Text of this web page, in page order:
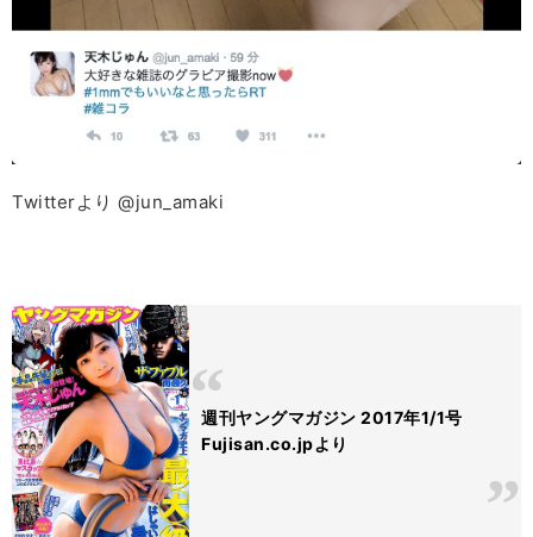
Twitterより @jun_amaki
週刊ヤングマガジン 2017年1/1号
Fujisan.co.jpより